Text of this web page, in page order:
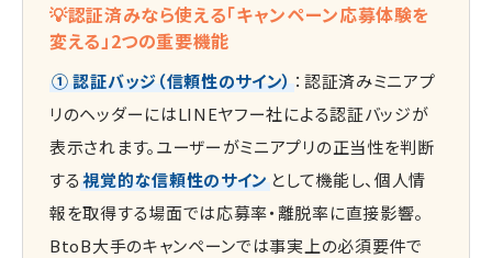
💡認証済みなら使える「キャンペーン応募体験を
変える」2つの重要機能
① 認証バッジ（信頼性のサイン） ：認証済みミニアプ
リのヘッダーにはLINEヤフー社による認証バッジが
表示されます。ユーザーがミニアプリの正当性を判断
する視覚的な信頼性のサイン として機能し、個人情
報を取得する場面では応募率・離脱率に直接影響。
BtoB大手のキャンペーンでは事実上の必須要件で